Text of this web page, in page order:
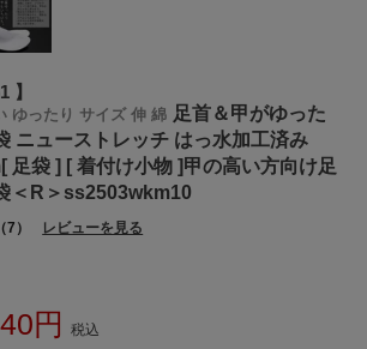
ゆったり サイズ 伸 綿 足首＆甲がゆった
ニューストレッチ はっ水加工済み
足袋 ] [ 着付け小物 ]甲の高い方向け足
＜R＞ss2503wkm10
（7） レビューを見る
税込